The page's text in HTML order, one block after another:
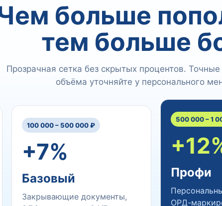
больше
тем больше
Прозрачная сетка без скрытых процентов.
объёма уточняйте у персонального
100 000 – 500 000 ₽
+7%
Базовый
Закрывающие документы,
500 000 – 1
Профи
ОРД-